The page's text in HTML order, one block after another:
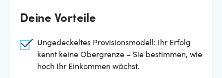
Deine Vorteile
Ungedeckeltes Provisionsmodell: Ihr Erfolg
kennt keine Obergrenze – Sie bestimmen, wie
hoch Ihr Einkommen wächst.